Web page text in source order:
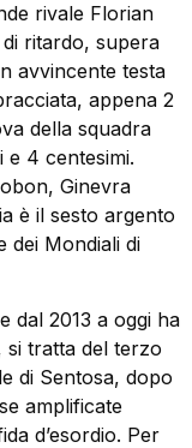
rivale Florian
ritardo, supera
avvincente testa
appena 2
della squadra
e 4 centesimi.
Ginevra
è il sesto argento
dei Mondiali di
dal 2013 a oggi ha
si tratta del terzo
di Sentosa, dopo
amplificate
d’esordio. Per